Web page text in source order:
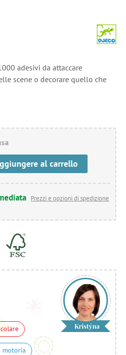
adesivi da attaccare
scene o decorare quello che
al carrello
Prezzi e opzioni di spedizione
motoria
Kristýna